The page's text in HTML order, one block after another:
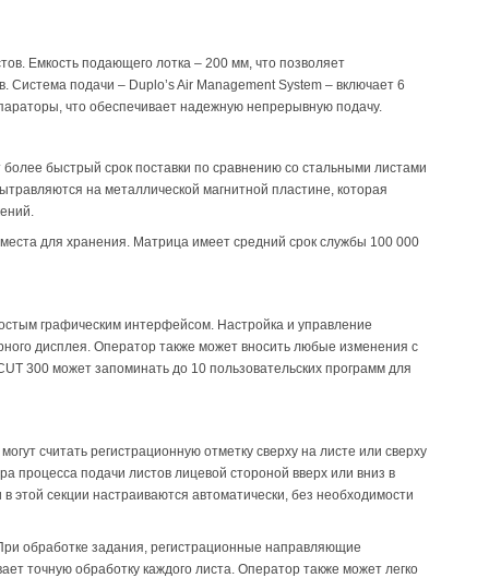
Емкость подающего лотка – 200 мм, что позволяет
Система подачи – Duplo’s Air Management System – включает 6
что обеспечивает надежную непрерывную подачу.
быстрый срок поставки по сравнению со стальными листами
на металлической магнитной пластине, которая
для хранения. Матрица имеет средний срок службы 100 000
графическим интерфейсом. Настройка и управление
дисплея. Оператор также может вносить любые изменения с
300 может запоминать до 10 пользовательских программ для
считать регистрационную отметку сверху на листе или сверху
процесса подачи листов лицевой стороной вверх или вниз в
секции настраиваются автоматически, без необходимости
обработке задания, регистрационные направляющие
точную обработку каждого листа. Оператор также может легко